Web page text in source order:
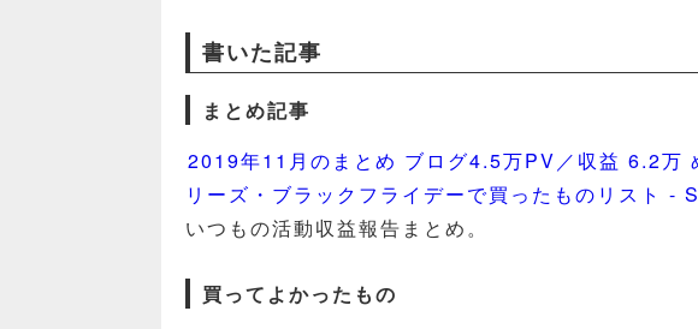
書いた記事
まとめ記事
2019年11月のまとめ ブログ4.5万PV／収益 6.2万
リーズ・ブラックフライデーで買ったものリスト -
いつもの活動収益報告まとめ。
買ってよかったもの